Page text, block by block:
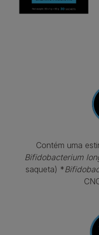
Contém uma
Bifidobacterium
saqueta) *